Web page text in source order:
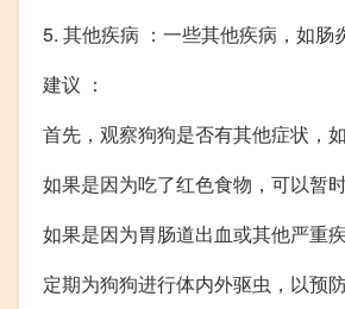
5. 其他疾病 ：一些其他疾病，如肠
建议 ：
首先，观察狗狗是否有其他症状，
如果是因为吃了红色食物，可以暂
如果是因为胃肠道出血或其他严重
定期为狗狗进行体内外驱虫，以预